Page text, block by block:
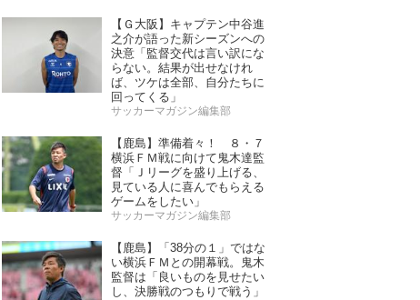
【Ｇ大阪】キャプテン中谷進
之介が語った新シーズンへの
決意「監督交代は言い訳にな
らない。結果が出せなけれ
ば、ツケは全部、自分たちに
回ってくる」
サッカーマガジン編集部
【鹿島】準備着々！ ８・７
横浜ＦＭ戦に向けて鬼木達監
督「Ｊリーグを盛り上げる、
見ている人に喜んでもらえる
ゲームをしたい」
サッカーマガジン編集部
【鹿島】「38分の１」ではな
い横浜ＦＭとの開幕戦。鬼木
監督は「良いものを見せたい
し、決勝戦のつもりで戦う」